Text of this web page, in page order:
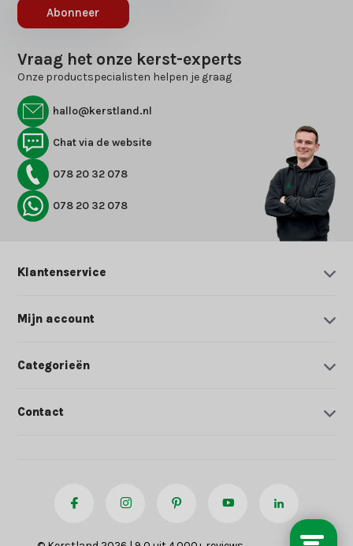
Abonneer
Vraag het onze kerst-experts
Onze productspecialisten helpen je graag
hallo@kerstland.nl
Chat via de website
078 20 32 078
078 20 32 078
Klantenservice
Mijn account
Categorieën
Contact